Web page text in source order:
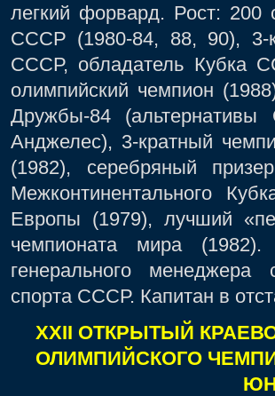
легкий форвард. Рост:
СССР (1980-84, 88, 90), 3-
СССР, обладатель Кубка
олимпийский чемпион
Дружбы-84
Анджелес), 3-кратный
(1982), серебряный
Межконтинентального
Европы (1979), лучший
чемпионата мира
генерального
спорта СССР. Капитан в
XXII ОТКРЫТЫЙ
ОЛИМПИЙСКОГО